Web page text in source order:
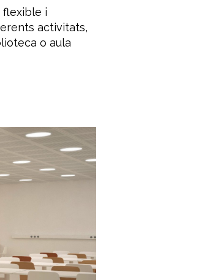
flexible i
activitats,
o aula